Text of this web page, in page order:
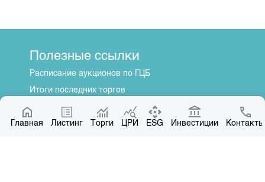
Главная Листинг Торги ЦРИ ESG Инвестиции Контакты
Полезные ссылки
Расписание аукционов по ГЦБ
Итоги последних торгов
Котировки по ЦБ
Центр раскрытия информации